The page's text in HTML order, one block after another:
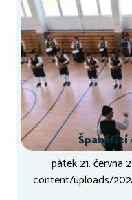
Španělští
pátek 21.
content/uploads/